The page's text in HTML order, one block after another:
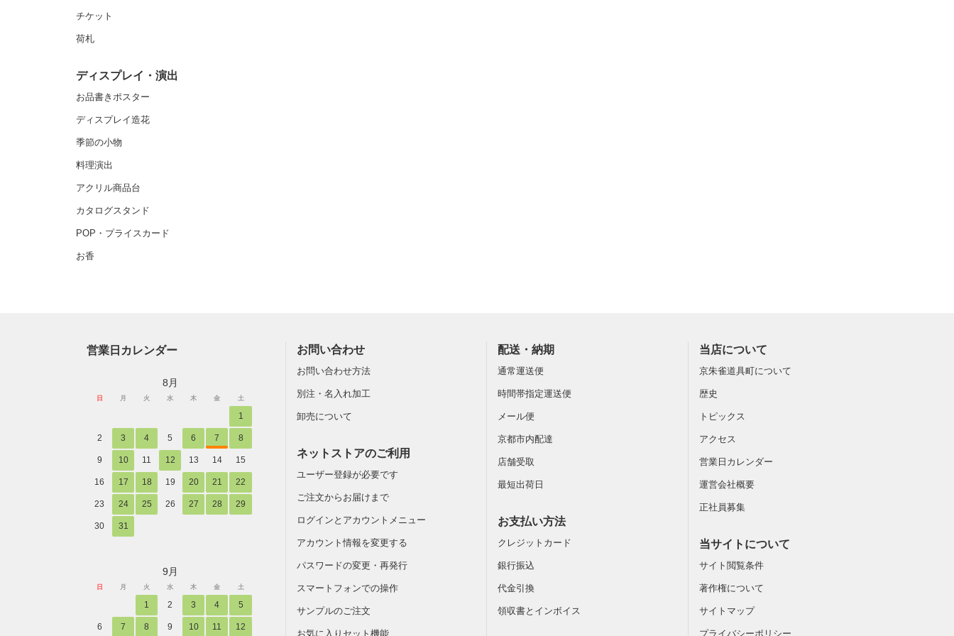
チケット
荷札
ディスプレイ・演出
お品書きポスター
ディスプレイ造花
季節の小物
料理演出
アクリル商品台
カタログスタンド
POP・プライスカード
お香
営業日カレンダー
8月
日 月 火 水 木 金 土
1
2 3 4 5 6 7 8
9 10 11 12 13 14 15
16 17 18 19 20 21 22
23 24 25 26 27 28 29
30 31
9月
日 月 火 水 木 金 土
1 2 3 4 5
6 7 8 9 10 11 12
お問い合わせ
お問い合わせ方法
別注・名入れ加工
卸売について
ネットストアのご利用
ユーザー登録が必要です
ご注文からお届けまで
ログインとアカウントメニュー
アカウント情報を変更する
パスワードの変更・再発行
スマートフォンでの操作
サンプルのご注文
お気に入りセット機能
配送・納期
通常運送便
時間帯指定運送便
メール便
京都市内配達
店舗受取
最短出荷日
お支払い方法
クレジットカード
銀行振込
代金引換
領収書とインボイス
当店について
京朱雀道具町について
歴史
トピックス
アクセス
営業日カレンダー
運営会社概要
正社員募集
当サイトについて
サイト閲覧条件
著作権について
サイトマップ
プライバシーポリシー